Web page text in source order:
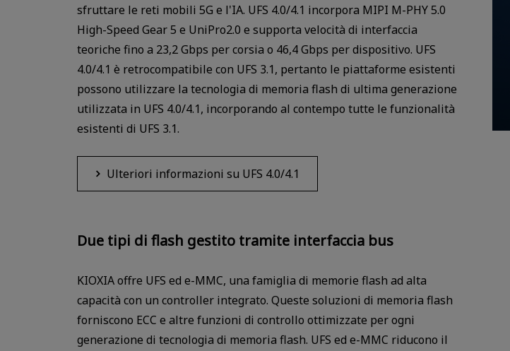
sfruttare le reti mobili 5G e l'IA. UFS 4.0/4.1 incorpora MIPI M-PHY 5.0
High-Speed Gear 5 e UniPro2.0 e supporta velocità di interfaccia
teoriche fino a 23,2 Gbps per corsia o 46,4 Gbps per dispositivo. UFS
4.0/4.1 è retrocompatibile con UFS 3.1, pertanto le piattaforme esistenti
possono utilizzare la tecnologia di memoria flash di ultima generazione
utilizzata in UFS 4.0/4.1, incorporando al contempo tutte le funzionalità
esistenti di UFS 3.1.
Ulteriori informazioni su UFS 4.0/4.1
Due tipi di flash gestito tramite interfaccia bus
KIOXIA offre UFS ed e-MMC, una famiglia di memorie flash ad alta
capacità con un controller integrato. Queste soluzioni di memoria flash
forniscono ECC e altre funzioni di controllo ottimizzate per ogni
generazione di tecnologia di memoria flash. UFS ed e-MMC riducono il